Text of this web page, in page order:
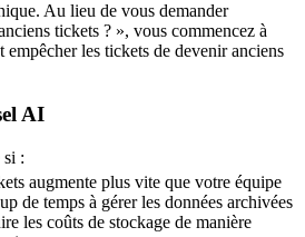
Au lieu de vous demander
tickets ? », vous commencez à
empêcher les tickets de devenir anciens
AI
si :
augmente plus vite que votre équipe
de temps à gérer les données archivées
les coûts de stockage de manière